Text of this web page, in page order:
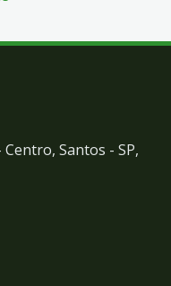
Santos - SP,